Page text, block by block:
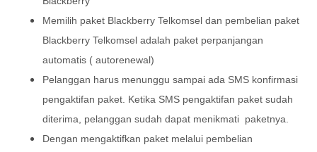
Memilih paket Blackberry Telkomsel dan pembelian paket
Blackberry Telkomsel adalah paket perpanjangan
automatis ( autorenewal)
Pelanggan harus menunggu sampai ada SMS konfirmasi
pengaktifan paket. Ketika SMS pengaktifan paket sudah
diterima, pelanggan sudah dapat menikmati paketnya.
Dengan mengaktifkan paket melalui pembelian